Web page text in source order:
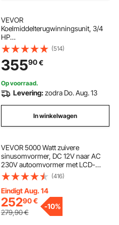
VEVOR
Koelmiddelterugwinningsunit, 3/4
HP
Koelmiddelterugwinningsmachine
220-240 V, 4,85 lbs/min
Koelmiddelpompstation
Terugwinningsmachine
(514)
35590€
Op voorraad.
Levering:zodra Do. Aug. 13
In winkelwagen
VEVOR 5000 Watt zuivere
sinusomvormer, DC 12V naar AC
230V autoomvormer met LCD-
scherm, USB-poort en
afstandsbediening,
spanningsomvormer voor auto,
camper, vrachtwagen, zonne-
energiesysteem, reizen, kamperen
(416)
Eindigt Aug. 14
25290€
279,90€
-10%